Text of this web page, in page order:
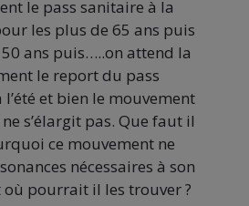
le pass sanitaire à la
les plus de 65 ans puis
ans puis…..on attend la
le report du pass
et bien le mouvement
s’élargit pas. Que faut il
ce mouvement ne
nécessaires à son
pourrait il les trouver ?